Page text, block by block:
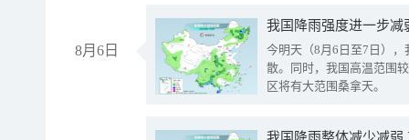
8月6日
今明天（8月6日至7日）
散。同时，我国高温范围
区将有大范围桑拿天。